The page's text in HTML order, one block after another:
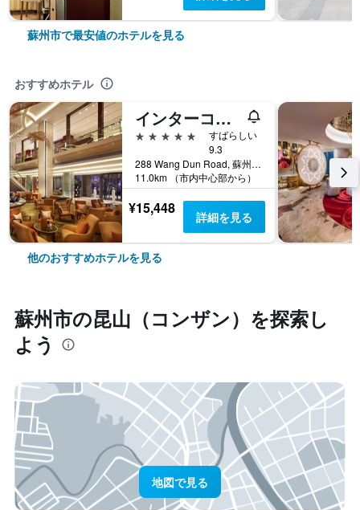
蘇州市で最安値のホテルを見る
おすすめホテル
インターコンチネンタル蘇州 by IHG (蘇州泰禾洲际酒店)
5つ星
すばらしい
9.3
288 Wang Dun Road, 蘇州市, 中国
11.0km （市内中心部から）
¥15,448 詳細を見る
他のおすすめホテルを見る
蘇州市​の昆山（コンザン）​を探索し
よう
地図で見る